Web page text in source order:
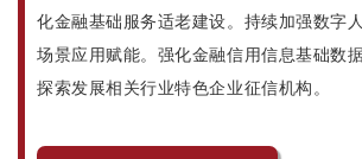
化金融基础服务适老建设。持续加强数字
场景应用赋能。强化金融信用信息基础数
探索发展相关行业特色企业征信机构。